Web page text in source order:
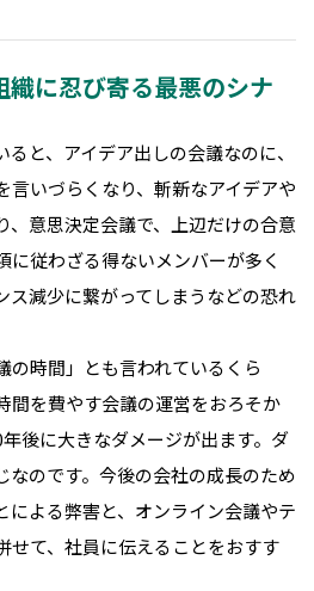
織に忍び寄る最悪のシナ
と、アイデア出しの会議なのに、
言いづらくなり、斬新なアイデアや
、意思決定会議で、上辺だけの合意
に従わざる得ないメンバーが多く
ス減少に繋がってしまうなどの恐れ
の時間」とも言われているくら
間を費やす会議の運営をおろそか
後に大きなダメージが出ます。ダ
なのです。今後の会社の成長のため
による弊害と、オンライン会議やテ
せて、社員に伝えることをおすす